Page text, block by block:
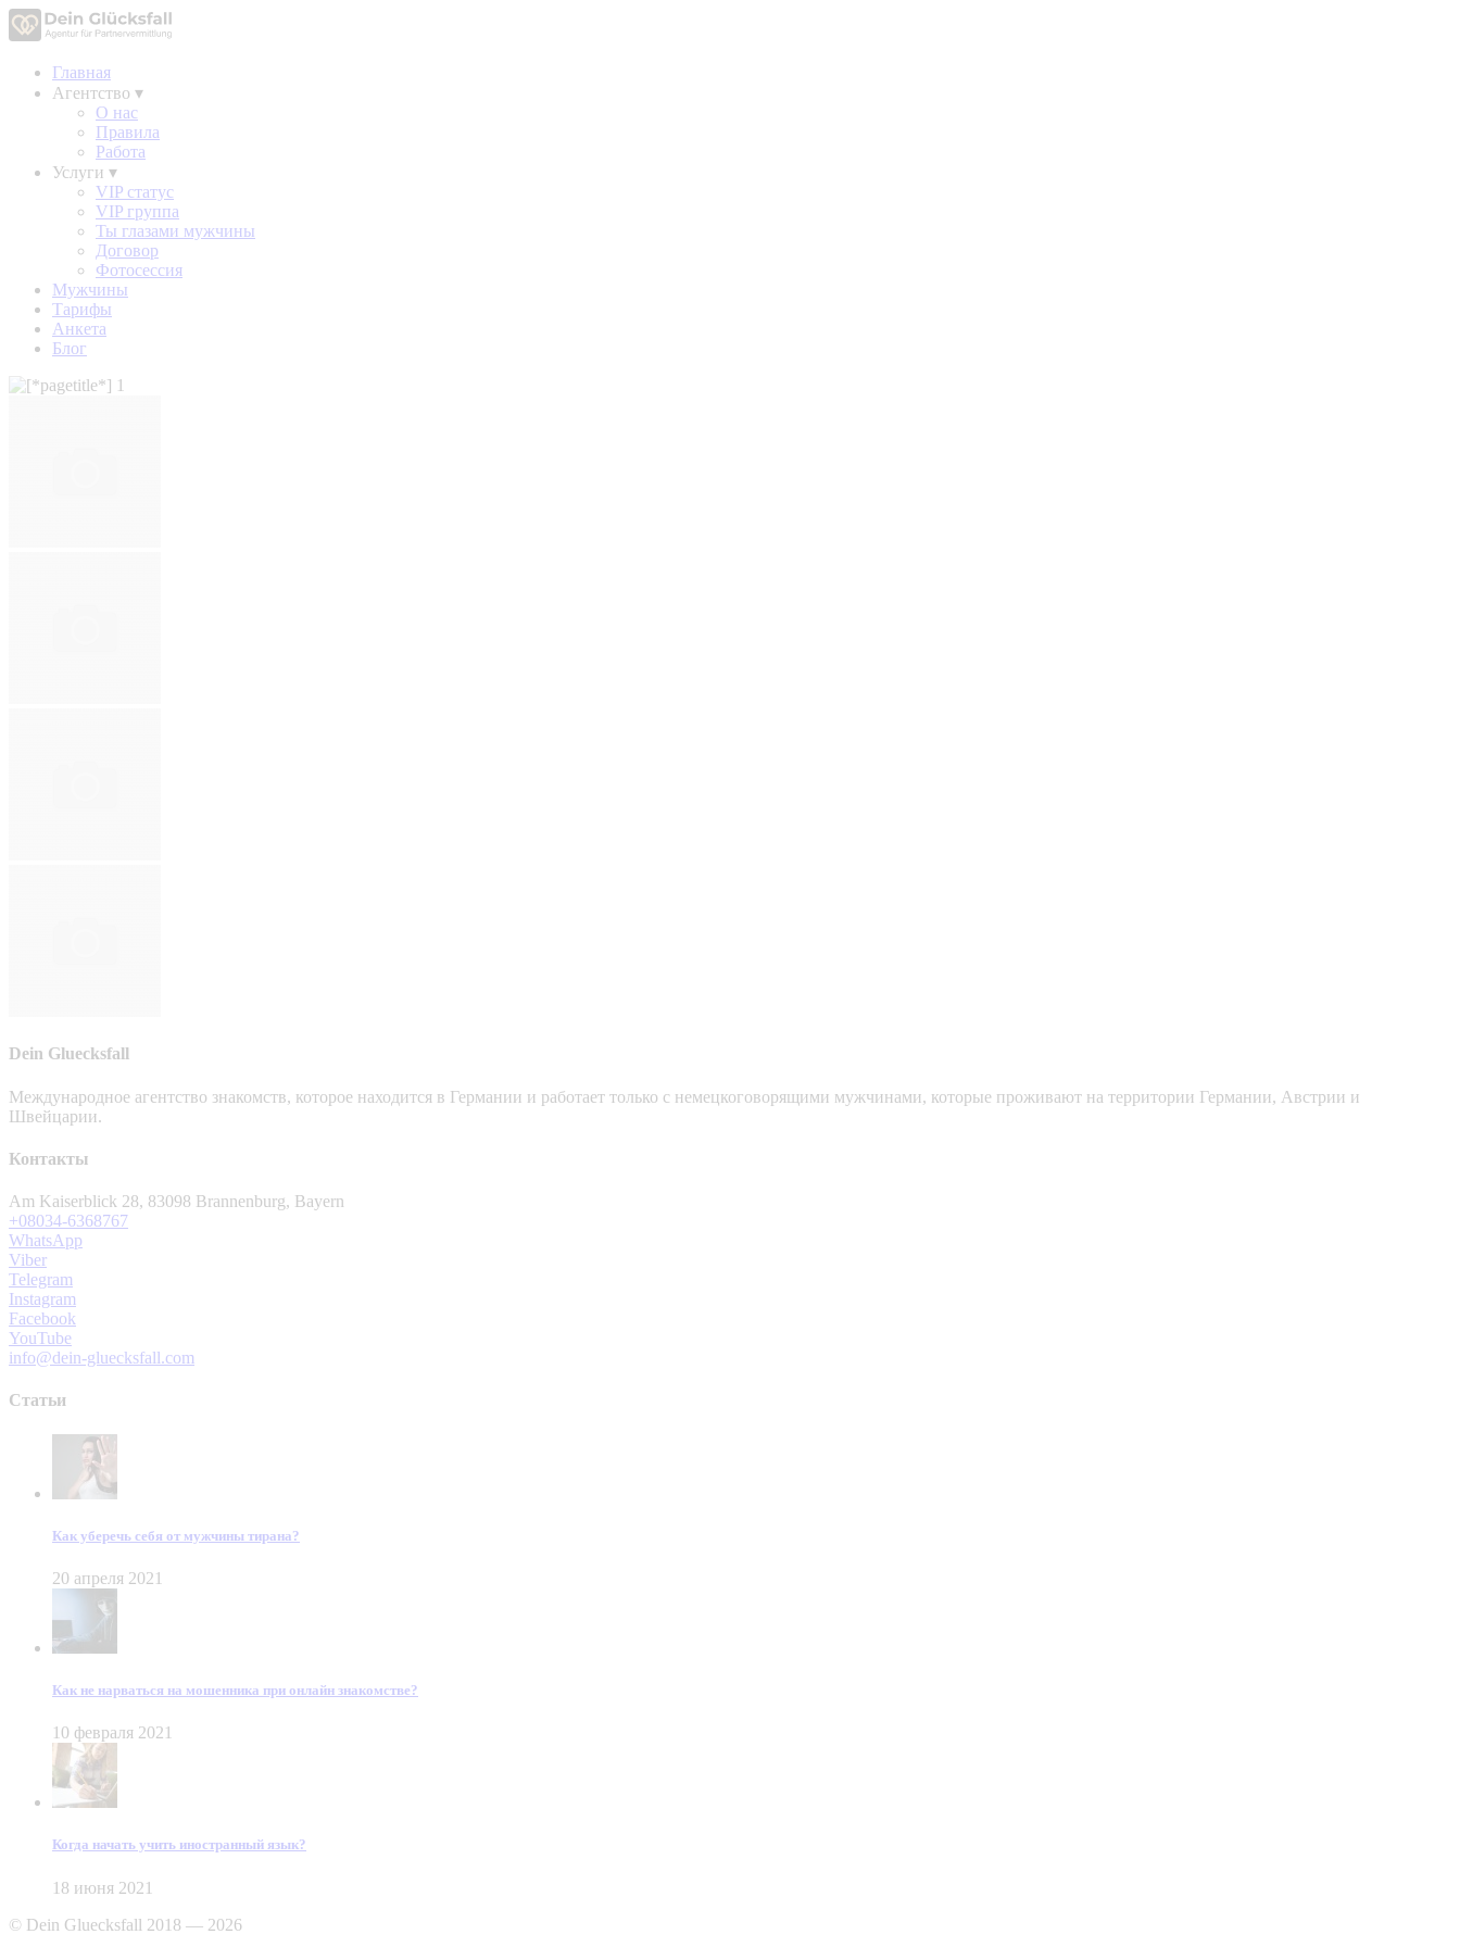
Главная
Агентство ▾
О нас
Правила
Работа
Услуги ▾
VIP статус
VIP группа
Ты глазами мужчины
Договор
Фотосессия
Мужчины
Тарифы
Анкета
Блог
Dein Gluecksfall
Международное агентство знакомств, которое находится в Германии и работает только с немецкоговорящими мужчинами, которые проживают на территории Германии, Австрии и
Швейцарии.
Контакты
Am Kaiserblick 28, 83098 Brannenburg, Bayern
+08034-6368767
WhatsApp
Viber
Telegram
Instagram
Facebook
YouTube
info@dein-gluecksfall.com
Статьи
Как уберечь себя от мужчины тирана?
20 апреля 2021
Как не нарваться на мошенника при онлайн знакомстве?
10 февраля 2021
Когда начать учить иностранный язык?
18 июня 2021
© Dein Gluecksfall 2018 — 2026